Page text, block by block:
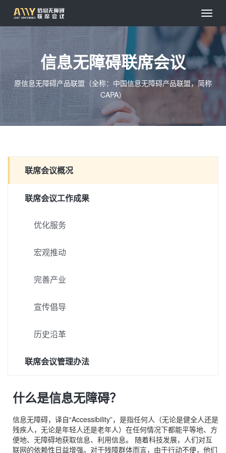
信息无障碍联席会议
原信息无障碍产品联盟（全称：中国信息无障碍产品联盟，简称
CAPA）
联席会议概况
联席会议工作成果
优化服务
宏观推动
完善产业
宣传倡导
历史沿革
联席会议管理办法
什么是信息无障碍？
信息无障碍，译自“Accessibility”，是指任何人（无论是健全人还是
残疾人，无论是年轻人还是老年人）在任何情况下都能平等地、方
便地、无障碍地获取信息、利用信息。 随着科技发展，人们对互
联网的依赖性日益增强。对于残障群体而言，由于行动不便，他们